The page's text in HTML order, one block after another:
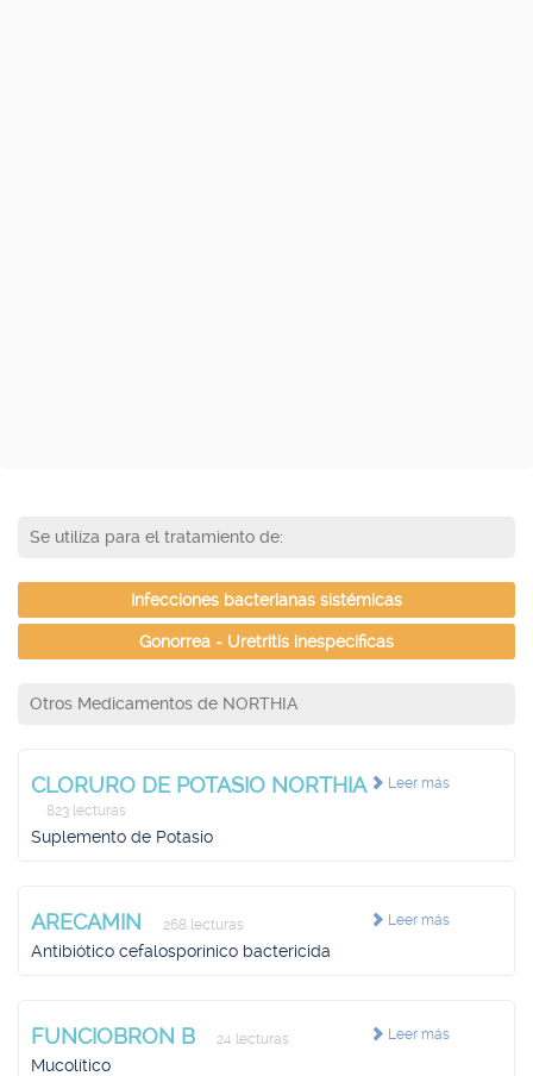
Se utiliza para el tratamiento de:
Infecciones bacterianas sistémicas
Gonorrea - Uretritis inespecíficas
Otros Medicamentos de NORTHIA
Leer más
CLORURO DE POTASIO NORTHIA
823 lecturas
Suplemento de Potasio
Leer más
ARECAMIN 268 lecturas
Antibiótico cefalosporínico bactericida
Leer más
FUNCIOBRON B 24 lecturas
Mucolítico